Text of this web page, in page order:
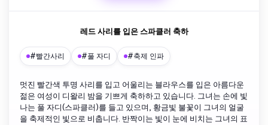
레드 사리를 입은 스파클러 축하
#빨간사리 #풀 자디 #축제 인파
멋진 빨간색 투명 사리를 입고 어울리는 블라우스를 입은 아름다운
젊은 여성이 디왈리 밤을 기쁘게 축하하고 있습니다. 그녀는 손에 빛
나는 풀 자디(스파클러)를 들고 있으며, 황금빛 불꽃이 그녀의 얼굴
을 축제적인 빛으로 비춥니다. 반짝이는 빛이 눈에 비치는 그녀의 표